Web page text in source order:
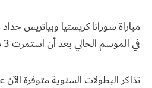
مباراة سورانا كريستيا وبياتريس
في الموسم الحالي بعد أن استمرت 3 ساعات و29 دقيقة
تذاكر البطولات السنوية متوفرة الآن